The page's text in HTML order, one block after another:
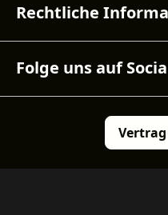
Rechtliche
Folge uns auf